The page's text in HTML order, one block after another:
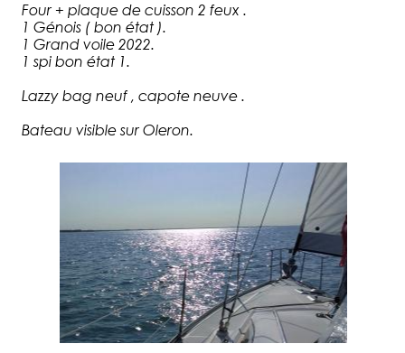
Four + plaque de cuisson 2 feux .
1 Génois ( bon état ).
1 Grand voile 2022.
1 spi bon état 1.
Lazzy bag neuf , capote neuve .
Bateau visible sur Oleron.